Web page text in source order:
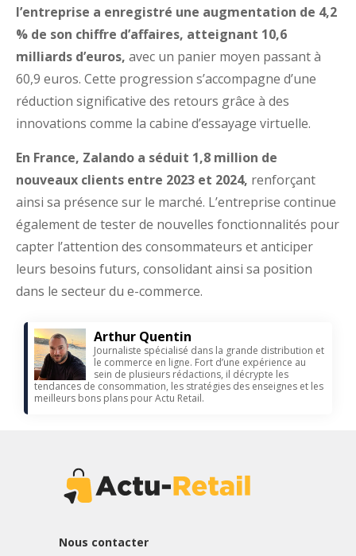
l’entreprise a enregistré une augmentation de 4,2
% de son chiffre d’affaires, atteignant 10,6
milliards d’euros, avec un panier moyen passant à
60,9 euros. Cette progression s’accompagne d’une
réduction significative des retours grâce à des
innovations comme la cabine d’essayage virtuelle.
En France, Zalando a séduit 1,8 million de
nouveaux clients entre 2023 et 2024, renforçant
ainsi sa présence sur le marché. L’entreprise continue
également de tester de nouvelles fonctionnalités pour
capter l’attention des consommateurs et anticiper
leurs besoins futurs, consolidant ainsi sa position
dans le secteur du e-commerce.
Arthur Quentin
Journaliste spécialisé dans la grande distribution et
le commerce en ligne. Fort d’une expérience au
sein de plusieurs rédactions, il décrypte les
tendances de consommation, les stratégies des enseignes et les
meilleurs bons plans pour Actu Retail.
Nous contacter